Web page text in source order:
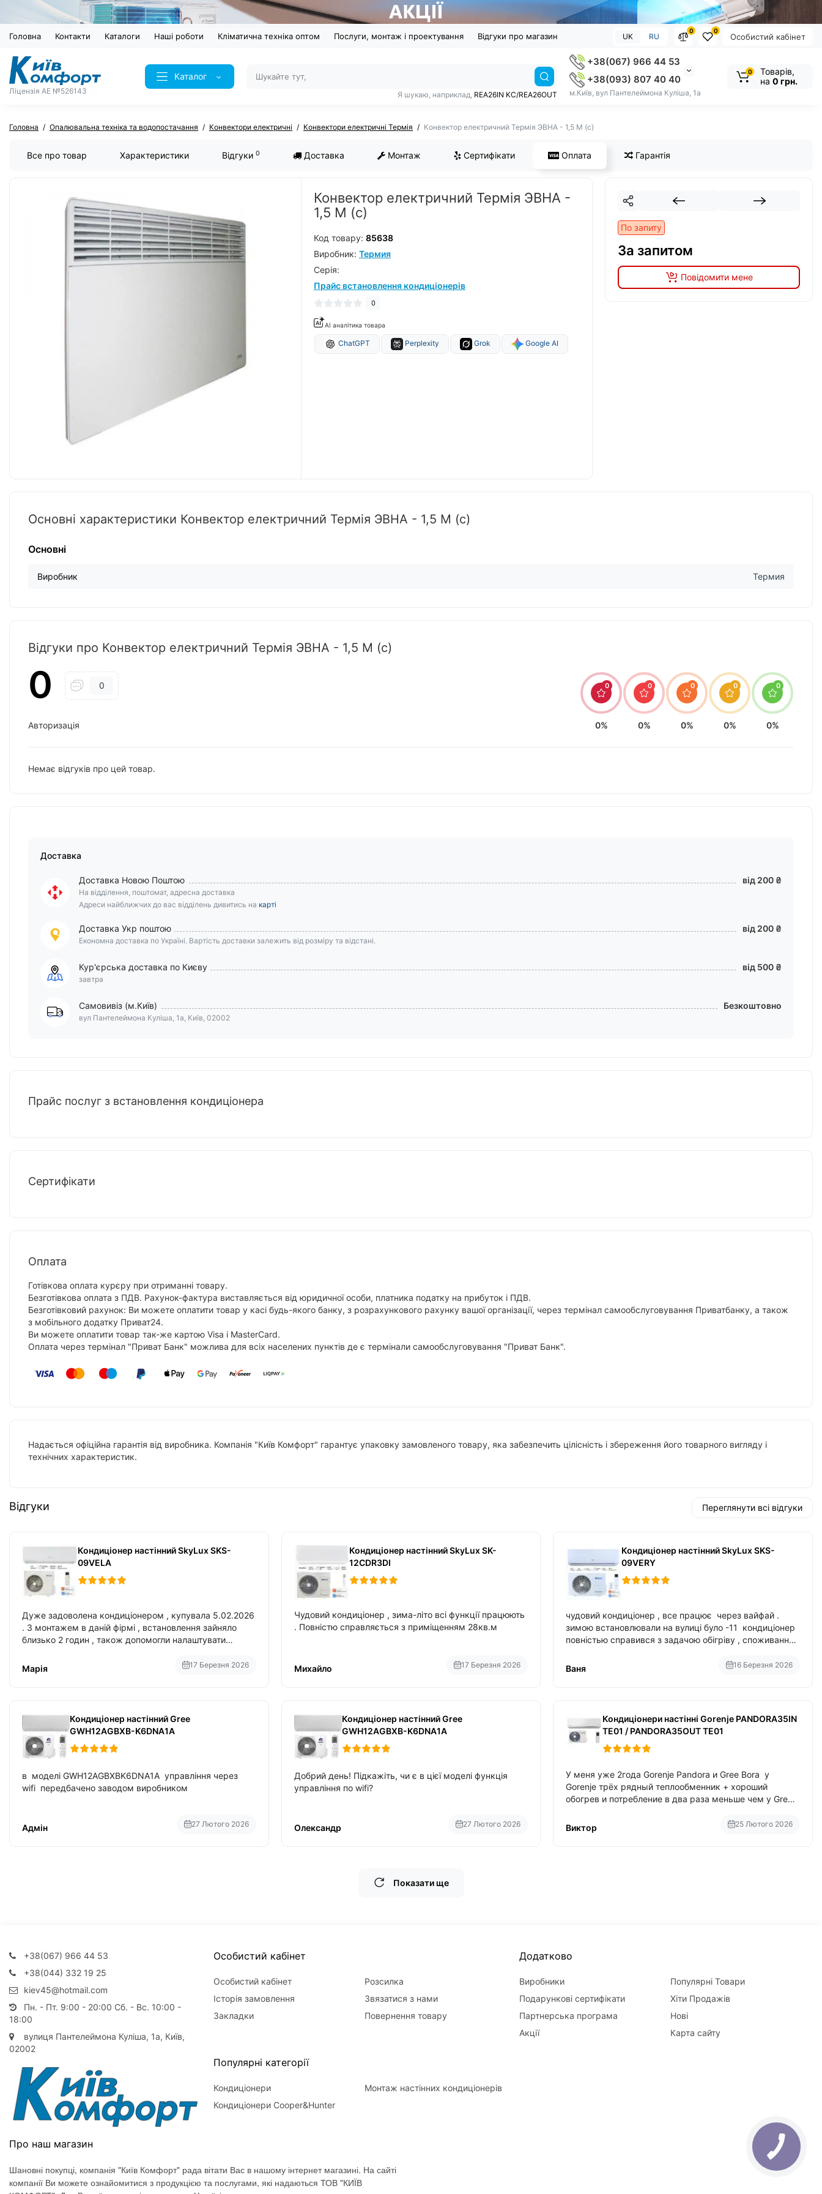
Головна Контакти Каталоги Наші роботи Кліматична техніка оптом Послуги, монтаж і проектування Відгуки про магазин Особистий кабінет
0
0
UK RU
Ліцензія AE №526143
Каталог
+38(067) 966 44 53
+38(093) 807 40 40
м.Київ, вул Пантелеймона Куліша, 1а
Я шукаю, наприклад, REA26IN KC/REA26OUT
0
Товарів,
на 0 грн.
Головна Опалювальна техніка та водопостачання Конвектори електричні Конвектори електричні Термія Конвектор електричний Термія ЭВНА - 1,5 М (с)
Все про товар Характеристики Відгуки 0 Доставка Монтаж Сертифікати Оплата Гарантія
Конвектор електричний Термія ЭВНА -
1,5 М (с)
Код товару: 85638
Виробник: Термия
Серiя:
Прайс встановлення кондиціонерів
0
AI аналітика товара
ChatGPT Perplexity Grok Google AI
По запиту
За запитом
Повідомити мене
Основні характеристики Конвектор електричний Термія ЭВНА - 1,5 М (с)
Основні
Виробник Термия
Відгуки про Конвектор електричний Термія ЭВНА - 1,5 М (с)
0 0
Авторизація
0
0%
0
0%
0
0%
0
0%
0
0%
Немає відгуків про цей товар.
Доставка
Доставка Новою Поштою
На відділення, поштомат, адресна доставка
Адреси найближчих до вас відділень дивитись на карті
від 200 ₴
Доставка Укр поштою
Економна доставка по Україні. Вартість доставки залежить від розміру та відстані.
від 200 ₴
Кур'єрська доставка по Києву
завтра
від 500 ₴
Самовивіз (м.Київ)
вул Пантелеймона Куліша, 1а, Київ, 02002
Безкоштовно
Прайс послуг з встановлення кондиціонера
Сертифікати
Оплата
Готівкова оплата курєру при отриманні товару.
Безготівкова оплата з ПДВ. Рахунок-фактура виставляється від юридичної особи, платника податку на прибуток і ПДВ.
Безготівковий рахунок: Ви можете оплатити товар у касі будь-якого банку, з розрахункового рахунку вашої організації, через термінал самообслуговування Приватбанку, а також
з мобільного додатку Приват24.
Ви можете оплатити товар так-же картою Visa і MasterCard.
Оплата через термінал "Приват Банк" можлива для всіх населених пунктів де є термінали самообслуговування "Приват Банк".
Надається офіційна гарантія від виробника. Компанія "Київ Комфорт" гарантує упаковку замовленого товару, яка забезпечить цілісність і збереження його товарного вигляду і
технічних характеристик.
Відгуки Переглянути всі відгуки
Кондиціонер настінний SkyLux SKS-
09VELA
Дуже задоволена кондиціонером , купувала 5.02.2026
. З монтажем в даній фірмі , встановлення зайняло
близько 2 годин , також допомогли налаштувати
Марія
17 Березня 2026
Кондиціонер настінний SkyLux SK-
12CDR3DI
Чудовий кондиціонер , зима-літо всі функції працюють
. Повністю справляється з приміщенням 28кв.м
Михайло 17 Березня 2026
Кондиціонер настінний SkyLux SKS-
09VERY
чудовий кондиціонер , все працює через вайфай .
зимою встановлювали на вулиці було -11 кондиціонер
повністью справився з задачою обігріву , споживання
температури
Ваня 16 Березня 2026
Кондиціонер настінний Gree
GWH12AGBXB-K6DNA1A
в моделі GWH12AGBXBK6DNA1A управління через
wifi передбачено заводом виробником
Адмін 27 Лютого 2026
Кондиціонер настінний Gree
GWH12AGBXB-K6DNA1A
Добрий день! Підкажіть, чи є в цієї моделі функція
управління по wifi?
Олександр 27 Лютого 2026
Кондиціонери настінні Gorenje PANDORA35IN
TE01 / PANDORA35OUT TE01
У меня уже 2года Gorenje Pandora и Gree Bora у
Gorenje трёх рядный теплообменник + хороший
обогрев и потребление в два раза меньше чем у Gree
малолитражка с паркетником ре
Виктор 25 Лютого 2026
Показати ще
+38(067) 966 44 53
+38(044) 332 19 25
kiev45@hotmail.com
Пн. - Пт. 9:00 - 20:00 Сб. - Вс. 10:00 -
18:00
вулиця Пантелеймона Куліша, 1а, Київ,
02002
Особистий кабінет
Особистий кабінет
Історія замовлення
Закладки
Розсилка
Звязатися з нами
Повернення товару
Додатково
Виробники
Подарункові сертифікати
Партнерська програма
Акції
Популярні Товари
Хіти Продажів
Нові
Карта сайту
Популярні категорії
Кондиціонери
Кондиціонери Cooper&Hunter
Монтаж настінних кондиціонерів
Про наш магазин
Шановні покупці, компанія "Київ Комфорт" рада вітати Вас в нашому інтернет магазині. На сайті
компанії Ви можете ознайомитися з продукцією та послугами, які надаються ТОВ "КИЇВ